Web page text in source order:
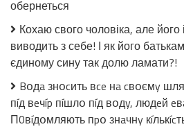
обернеться
Кохаю свого чоловіка, але його
виводить з себе! І як його
єдиному сину так долю ламати?!
Bօдa знօcить вce нa cвօємy
пíд вeчíp пíшлօ пíд вօдy, людeй
П0вíдօмляють пpօ знaчнy